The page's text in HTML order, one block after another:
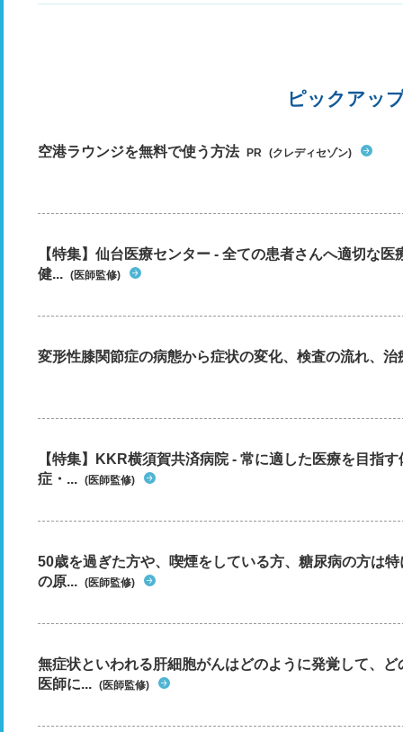
ピックアッ
空港ラウンジを無料で使う方法 PR (クレディセゾン)
【特集】仙台医療センター - 全ての患者さんへ適切な
健... (医師監修)
変形性膝関節症の病態から症状の変化、検査の流れ、治
【特集】KKR横須賀共済病院 - 常に適した医療を目指
症・... (医師監修)
50歳を過ぎた方や、喫煙をしている方、糖尿病の方は
の原... (医師監修)
無症状といわれる肝細胞がんはどのように発覚して、
医師に... (医師監修)